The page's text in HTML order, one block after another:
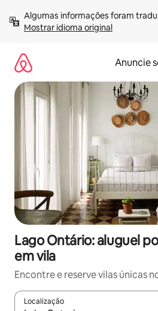
para
Mostrar idioma original
Anuncie
Lago Ontário: aluguel
em vila
Encontre e reserve vilas únicas
Localização